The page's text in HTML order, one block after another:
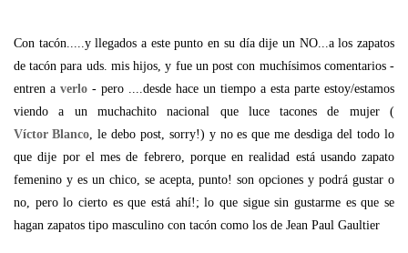
Con tacón.....y llegados a este punto en su día dije un NO...a los zapatos
de tacón para uds. mis hijos, y fue un post con muchísimos comentarios -
entren a verlo - pero ....desde hace un tiempo a esta parte estoy/estamos
viendo a un muchachito nacional que luce tacones de mujer (
Víctor Blanco , le debo post, sorry!) y no es que me desdiga del todo lo
que dije por el mes de febrero, porque en realidad está usando zapato
femenino y es un chico, se acepta, punto! son opciones y podrá gustar o
no, pero lo cierto es que está ahí!; lo que sigue sin gustarme es que se
hagan zapatos tipo masculino con tacón como los de Jean Paul Gaultier